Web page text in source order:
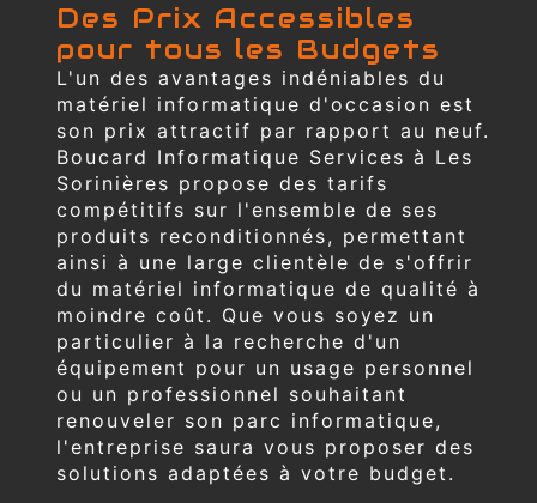
Des Prix Accessibles
pour tous les Budgets
L'un des avantages indéniables du
matériel informatique d'occasion est
son prix attractif par rapport au neuf.
Boucard Informatique Services à Les
Sorinières propose des tarifs
compétitifs sur l'ensemble de ses
produits reconditionnés, permettant
ainsi à une large clientèle de s'offrir
du matériel informatique de qualité à
moindre coût. Que vous soyez un
particulier à la recherche d'un
équipement pour un usage personnel
ou un professionnel souhaitant
renouveler son parc informatique,
l'entreprise saura vous proposer des
solutions adaptées à votre budget.